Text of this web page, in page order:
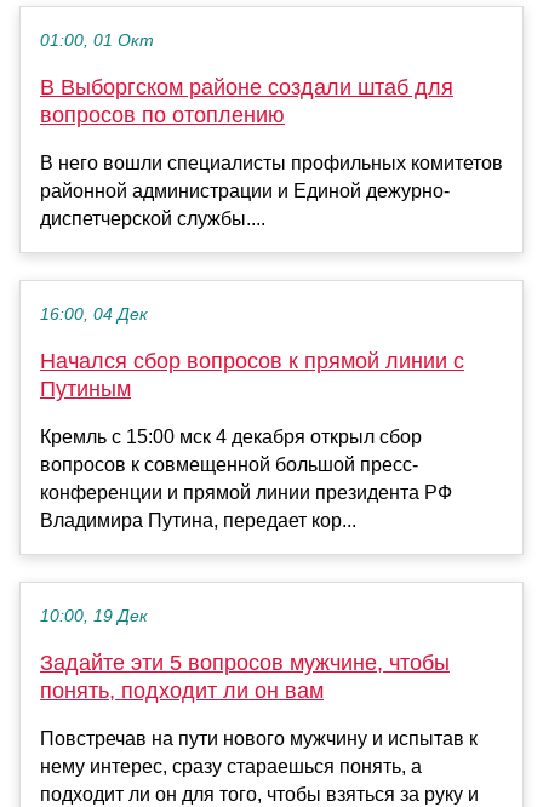
01:00, 01 Окт
В Выборгском районе создали штаб для
вопросов по отоплению
В него вошли специалисты профильных комитетов
районной администрации и Единой дежурно-
диспетчерской службы....
16:00, 04 Дек
Начался сбор вопросов к прямой линии с
Путиным
Кремль с 15:00 мск 4 декабря открыл сбор
вопросов к совмещенной большой пресс-
конференции и прямой линии президента РФ
Владимира Путина, передает кор...
10:00, 19 Дек
Задайте эти 5 вопросов мужчине, чтобы
понять, подходит ли он вам
Повстречав на пути нового мужчину и испытав к
нему интерес, сразу стараешься понять, а
подходит ли он для того, чтобы взяться за руку и